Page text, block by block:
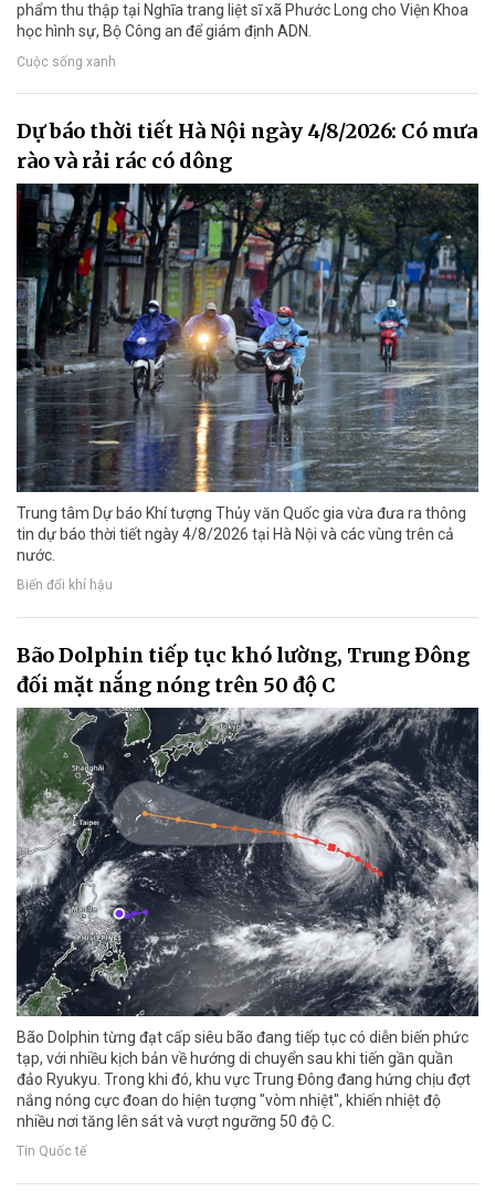
phẩm thu thập tại Nghĩa trang liệt sĩ xã Phước Long cho Viện Khoa
học hình sự, Bộ Công an để giám định ADN.
Cuộc sống xanh
Dự báo thời tiết Hà Nội ngày 4/8/2026: Có mưa
rào và rải rác có dông
Trung tâm Dự báo Khí tượng Thủy văn Quốc gia vừa đưa ra thông
tin dự báo thời tiết ngày 4/8/2026 tại Hà Nội và các vùng trên cả
nước.
Biến đổi khí hậu
Bão Dolphin tiếp tục khó lường, Trung Đông
đối mặt nắng nóng trên 50 độ C
Bão Dolphin từng đạt cấp siêu bão đang tiếp tục có diễn biến phức
tạp, với nhiều kịch bản về hướng di chuyển sau khi tiến gần quần
đảo Ryukyu. Trong khi đó, khu vực Trung Đông đang hứng chịu đợt
nắng nóng cực đoan do hiện tượng "vòm nhiệt", khiến nhiệt độ
nhiều nơi tăng lên sát và vượt ngưỡng 50 độ C.
Tin Quốc tế